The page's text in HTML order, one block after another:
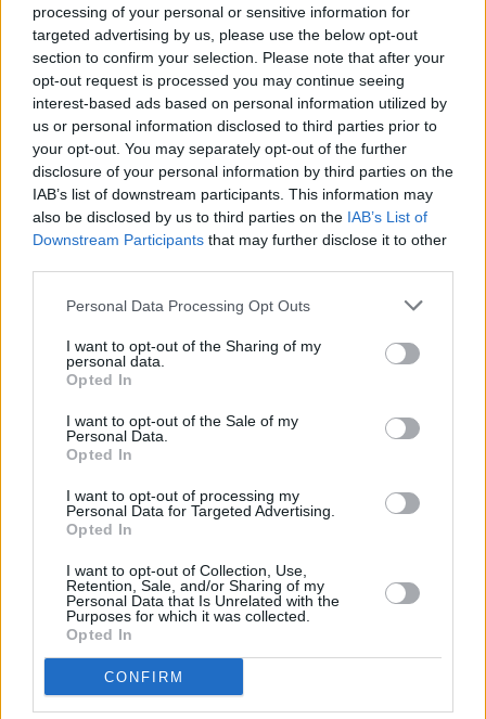
processing of your personal or sensitive information for
targeted advertising by us, please use the below opt-out
section to confirm your selection. Please note that after your
opt-out request is processed you may continue seeing
interest-based ads based on personal information utilized by
us or personal information disclosed to third parties prior to
your opt-out. You may separately opt-out of the further
disclosure of your personal information by third parties on the
IAB’s list of downstream participants. This information may
also be disclosed by us to third parties on the IAB’s List of
Downstream Participants that may further disclose it to other
Personal Data Processing Opt Outs
I want to opt-out of the Sharing of my
personal data.
Opted In
I want to opt-out of the Sale of my
Personal Data.
Opted In
I want to opt-out of processing my
Personal Data for Targeted Advertising.
Opted In
I want to opt-out of Collection, Use,
Retention, Sale, and/or Sharing of my
Personal Data that Is Unrelated with the
Purposes for which it was collected.
Opted In
CONFIRM
Peter Marino
Το περασμένο Σάββατο, το εφοπλιστικό
που έγινε στο Palazzo del Casinò στη Βενετία.